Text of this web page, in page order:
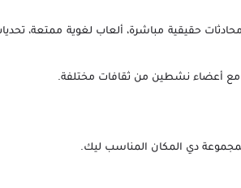
حقيقية مباشرة، ألعاب لغوية ممتعة،
مع أعضاء نشطين من ثقافات مختلفة.
دي المكان المناسب ليك.